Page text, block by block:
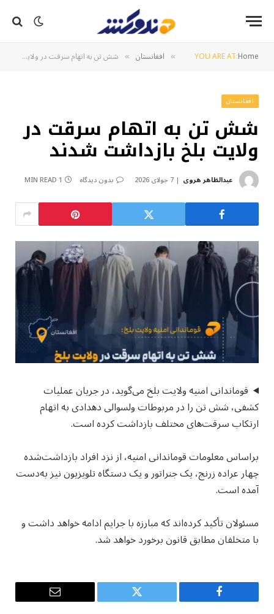
YOU ARE AT:Home
» افغانستان » شش تن به اتهام سرقت در ولایت بلخ بازداشت شدند
افغانستان
شش تن به اتهام سرقت در
ولایت بلخ بازداشت شدند
عبدالظاهر هروی 7 جولای 2026 بدون دیدگاه 1 MIN READ
قوماندانی امنیه ولایت بلخ می‌گوید، در جریان عملیات
کشفی، شش تن را در مربوطات ولسوالی دهدادی به اتهام
ارتکاب سرقت‌های مختلف بازداشت کرده است.
براساس معلومات قوماندانی امنیه، از نزد افراد بازداشت‌شده
چهار عراده زرنج، یک جنراتور و یک دستگاه تلویزیون نیز به‌دست
آمده است.
مسئولان تأکید کرده‌اند که مبارزه با جرایم ادامه خواهد داشت و
با متخلفان مطابق قانون برخورد خواهد شد.
Facebook
Twitter
Email